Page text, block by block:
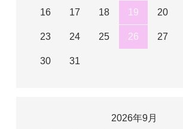
16 17 18 19 20
23 24 25 26 27
30 31
2026年9月